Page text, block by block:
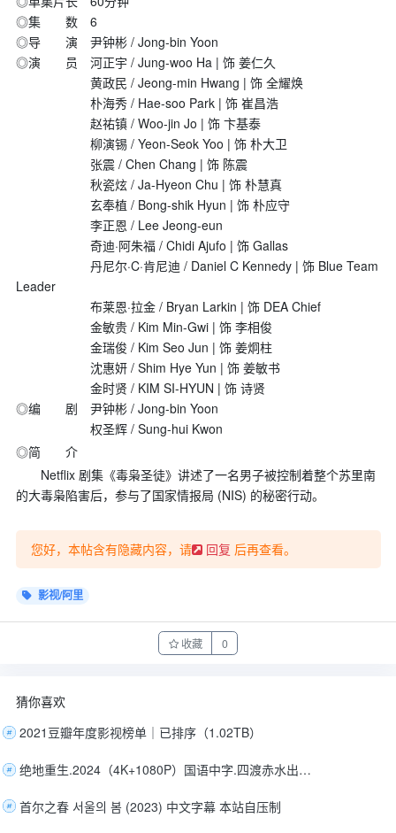
◎集 数 6
◎导 演 尹钟彬 / Jong-bin Yoon
◎演 员 河正宇 / Jung-woo Ha | 饰 姜仁久
黄政民 / Jeong-min Hwang | 饰 全耀焕
朴海秀 / Hae-soo Park | 饰 崔昌浩
赵祐镇 / Woo-jin Jo | 饰 卞基泰
柳演锡 / Yeon-Seok Yoo | 饰 朴大卫
张震 / Chen Chang | 饰 陈震
秋瓷炫 / Ja-Hyeon Chu | 饰 朴慧真
玄奉植 / Bong-shik Hyun | 饰 朴应守
李正恩 / Lee Jeong-eun
奇迪·阿朱福 / Chidi Ajufo | 饰 Gallas
丹尼尔·C·肯尼迪 / Daniel C Kennedy | 饰 Blue Team
Leader
布莱恩·拉金 / Bryan Larkin | 饰 DEA Chief
金敏贵 / Kim Min-Gwi | 饰 李相俊
金瑞俊 / Kim Seo Jun | 饰 姜炯柱
沈惠妍 / Shim Hye Yun | 饰 姜敏书
金时贤 / KIM SI-HYUN | 饰 诗贤
◎编 剧 尹钟彬 / Jong-bin Yoon
权圣辉 / Sung-hui Kwon
◎简 介
Netflix 剧集《毒枭圣徒》讲述了一名男子被控制着整个苏里南
的大毒枭陷害后，参与了国家情报局 (NIS) 的秘密行动。
您好，本帖含有隐藏内容，请 回复 后再查看。
影视/阿里
收藏 0
猜你喜欢
2021豆瓣年度影视榜单｜已排序（1.02TB）
绝地重生.2024（4K+1080P）国语中字.四渡赤水出奇兵
首尔之春 서울의 봄 (2023) 中文字幕 本站自压制